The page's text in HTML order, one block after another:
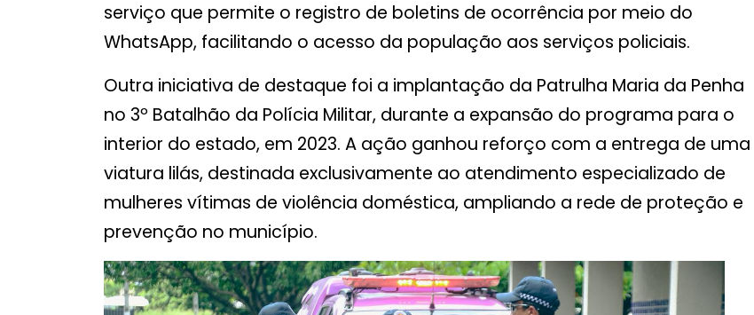
serviço que permite o registro de boletins de ocorrência por meio do
WhatsApp, facilitando o acesso da população aos serviços policiais.
Outra iniciativa de destaque foi a implantação da Patrulha Maria da Penha
no 3º Batalhão da Polícia Militar, durante a expansão do programa para o
interior do estado, em 2023. A ação ganhou reforço com a entrega de uma
viatura lilás, destinada exclusivamente ao atendimento especializado de
mulheres vítimas de violência doméstica, ampliando a rede de proteção e
prevenção no município.